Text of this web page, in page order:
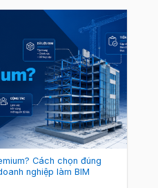
Cách chọn đúng
nghiệp làm BIM